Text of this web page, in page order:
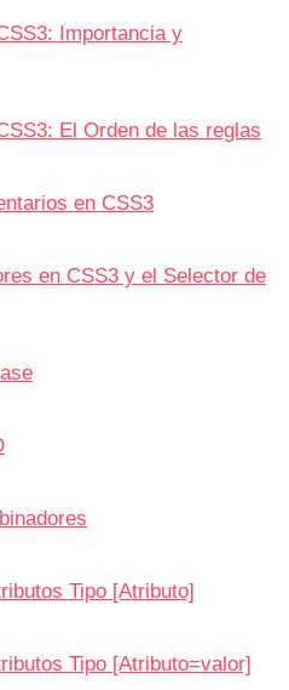
Importancia y
El Orden de las reglas
en CSS3
en CSS3 y el Selector de
Tipo [Atributo]
Tipo [Atributo=valor]